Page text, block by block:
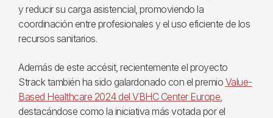
y reducir su carga asistencial, promoviendo la
coordinación entre profesionales y el uso eficiente de los
recursos sanitarios.
Además de este accésit, recientemente el proyecto
Strack también ha sido galardonado con el premio Value-
Based Healthcare 2024 del VBHC Center Europe,
destacándose como la iniciativa más votada por el